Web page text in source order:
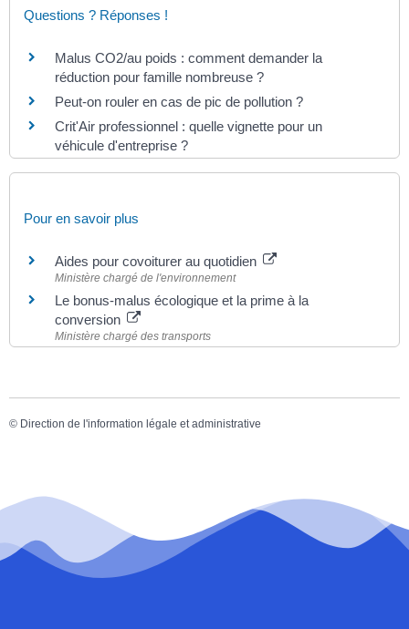
Questions ? Réponses !
Malus CO2/au poids : comment demander la
réduction pour famille nombreuse ?
Peut-on rouler en cas de pic de pollution ?
Crit'Air professionnel : quelle vignette pour un
véhicule d'entreprise ?
Pour en savoir plus
Aides pour covoiturer au quotidien
Ministère chargé de l'environnement
Le bonus-malus écologique et la prime à la
conversion
Ministère chargé des transports
© Direction de l'information légale et administrative